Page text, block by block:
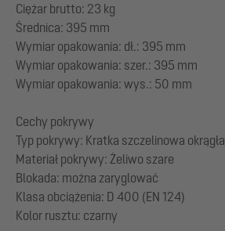
Ciężar brutto: 23 kg
Średnica: 395 mm
Wymiar opakowania: dł.: 395 mm
Wymiar opakowania: szer.: 395 mm
Wymiar opakowania: wys.: 50 mm
Cechy pokrywy
Typ pokrywy: Kratka szczelinowa okrągła
Materiał pokrywy: Żeliwo szare
Blokada: można zaryglować
Klasa obciążenia: D 400 (EN 124)
Kolor rusztu: czarny